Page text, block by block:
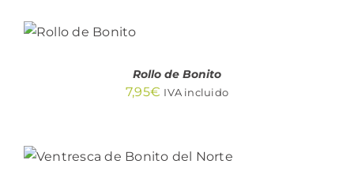
CARRITO
Rollo de Bonito
7,95€ IVA incluido
AÑADIR AL CARRITO
/